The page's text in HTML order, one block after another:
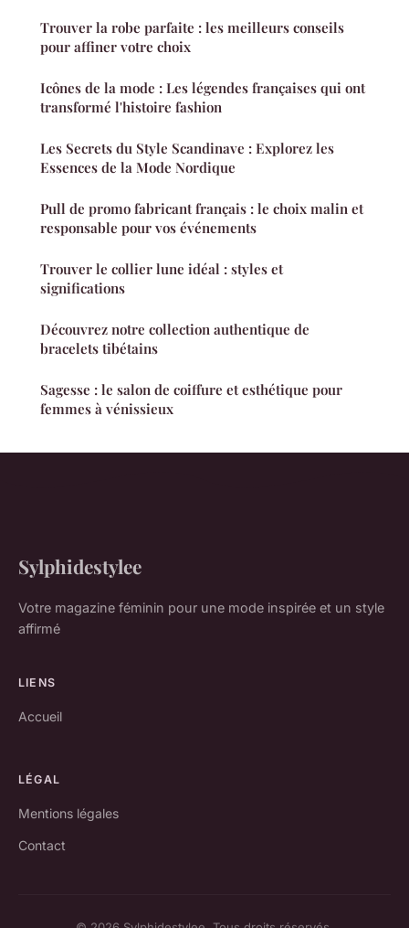
Trouver la robe parfaite : les meilleurs conseils
pour affiner votre choix
Icônes de la mode : Les légendes françaises qui ont
transformé l'histoire fashion
Les Secrets du Style Scandinave : Explorez les
Essences de la Mode Nordique
Pull de promo fabricant français : le choix malin et
responsable pour vos événements
Trouver le collier lune idéal : styles et
significations
Découvrez notre collection authentique de
bracelets tibétains
Sagesse : le salon de coiffure et esthétique pour
femmes à vénissieux
Sylphidestylee
Votre magazine féminin pour une mode inspirée et un style
affirmé
LIENS
Accueil
LÉGAL
Mentions légales
Contact